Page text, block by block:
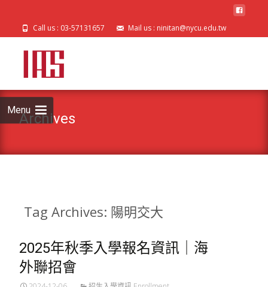
Call us : 03-57131657 Mail us : ninitan@nycu.edu.tw
Menu
Archives
Tag Archives: 陽明交大
2025年秋季入學報名資訊｜海
外聯招會